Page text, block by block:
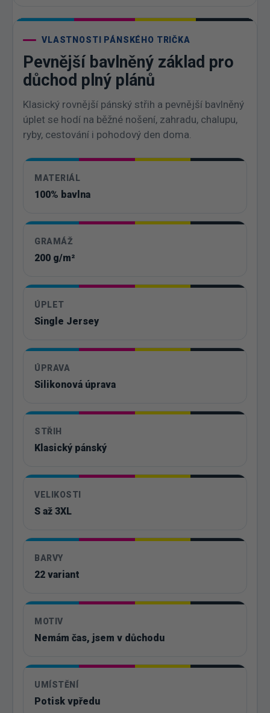
VLASTNOSTI PÁNSKÉHO TRIČKA
Pevnější bavlněný základ pro
důchod plný plánů
Klasický rovnější pánský střih a pevnější bavlněný
úplet se hodí na běžné nošení, zahradu, chalupu,
ryby, cestování i pohodový den doma.
MATERIÁL
100% bavlna
GRAMÁŽ
200 g/m²
ÚPLET
Single Jersey
ÚPRAVA
Silikonová úprava
STŘIH
Klasický pánský
VELIKOSTI
S až 3XL
BARVY
22 variant
MOTIV
Nemám čas, jsem v důchodu
UMÍSTĚNÍ
Potisk vpředu